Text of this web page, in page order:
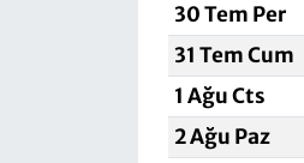
30 Tem Per
31 Tem Cum
1 Ağu Cts
2 Ağu Paz